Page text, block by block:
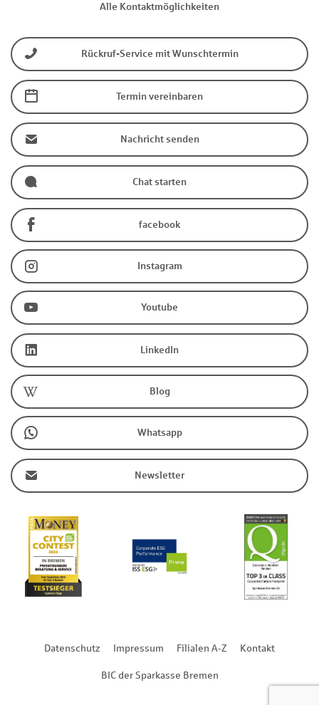
Alle Kontaktmöglichkeiten
Rückruf-Service mit Wunschtermin
Termin vereinbaren
Nachricht senden
Chat starten
facebook
Instagram
Youtube
LinkedIn
Blog
Whatsapp
Newsletter
Datenschutz Impressum Filialen A-Z Kontakt
BIC der Sparkasse Bremen